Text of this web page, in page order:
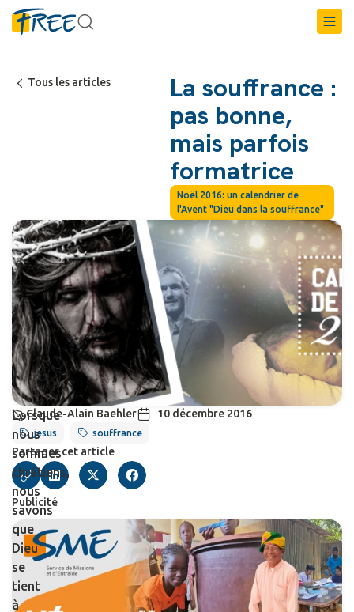
Tous les articles
La souffrance :
pas bonne,
mais parfois
formatrice
Noël 2016: un calendrier de
l'Avent "Dieu dans la souffrance"
Claude-Alain Baehler 10 décembre 2016
jesus souffrance
Partager cet article
Publicité
Lorsque
nous
sommes
chrétiens,
nous
savons
que
Dieu
se
tient
à